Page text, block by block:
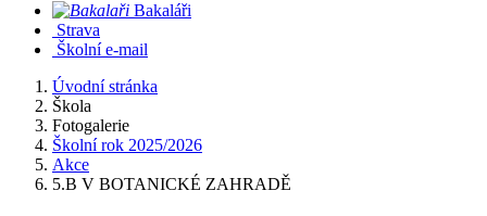
Bakaláři
Strava
Školní e-mail
Úvodní stránka
Škola
Fotogalerie
Školní rok 2025/2026
Akce
5.B V BOTANICKÉ ZAHRADĚ